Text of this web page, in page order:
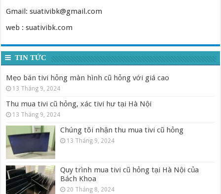
Gmail: suativibk@gmail.com
web : suativibk.com
TIN TỨC
Mẹo bán tivi hỏng màn hình cũ hỏng với giá cao
13 Tháng 9, 2024
Thu mua tivi cũ hỏng, xác tivi hư tại Hà Nội
13 Tháng 9, 2024
Chúng tôi nhận thu mua tivi cũ hỏng
13 Tháng 9, 2024
Quy trình mua tivi cũ hỏng tại Hà Nội của
Bách Khoa
20 Tháng 8, 2024